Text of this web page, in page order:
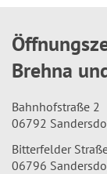
Brehna
Bahnhofstraße 2
06792
Bitterfelder
06796